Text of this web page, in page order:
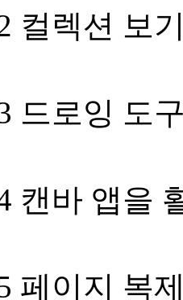
컬렉션 보
드로잉 도
캔바 앱을
페이지 복